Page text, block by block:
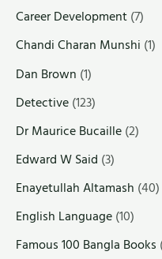
Career Development(7)
Chandi Charan Munshi (1)
Dan Brown (1)
Detective(123)
Dr Maurice Bucaille(2)
Edward W Said (3)
Enayetullah Altamash (40)
English Language(10)
Famous 100 Bangla Books